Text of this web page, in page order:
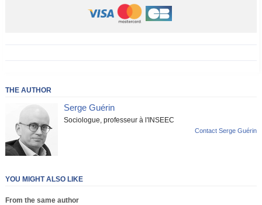
THE AUTHOR
Serge Guérin
Sociologue, professeur à l'INSEEC
Contact Serge Guérin
YOU MIGHT ALSO LIKE
From the same author